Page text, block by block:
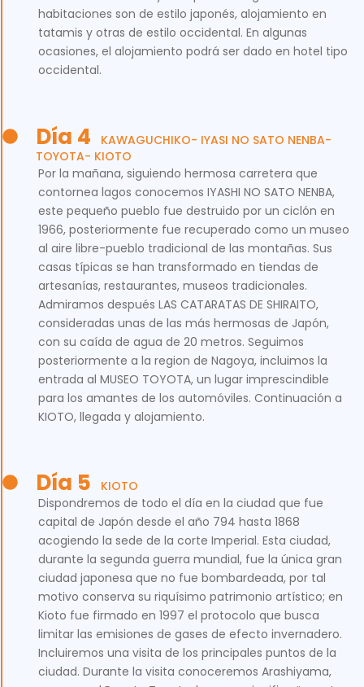
habitaciones son de estilo japonés, alojamiento en
tatamis y otras de estilo occidental. En algunas
ocasiones, el alojamiento podrá ser dado en hotel tipo
occidental.
Día 4
KAWAGUCHIKO- IYASI NO SATO NENBA-
TOYOTA- KIOTO
Por la mañana, siguiendo hermosa carretera que
contornea lagos conocemos IYASHI NO SATO NENBA,
este pequeño pueblo fue destruido por un ciclón en
1966, posteriormente fue recuperado como un museo
al aire libre-pueblo tradicional de las montañas. Sus
casas típicas se han transformado en tiendas de
artesanías, restaurantes, museos tradicionales.
Admiramos después LAS CATARATAS DE SHIRAITO,
consideradas unas de las más hermosas de Japón,
con su caída de agua de 20 metros. Seguimos
posteriormente a la region de Nagoya, incluimos la
entrada al MUSEO TOYOTA, un lugar imprescindible
para los amantes de los automóviles. Continuación a
KIOTO, llegada y alojamiento.
Día 5
KIOTO
Dispondremos de todo el día en la ciudad que fue
capital de Japón desde el año 794 hasta 1868
acogiendo la sede de la corte Imperial. Esta ciudad,
durante la segunda guerra mundial, fue la única gran
ciudad japonesa que no fue bombardeada, por tal
motivo conserva su riquísimo patrimonio artístico; en
Kioto fue firmado en 1997 el protocolo que busca
limitar las emisiones de gases de efecto invernadero.
Incluiremos una visita de los principales puntos de la
ciudad. Durante la visita conoceremos Arashiyama,